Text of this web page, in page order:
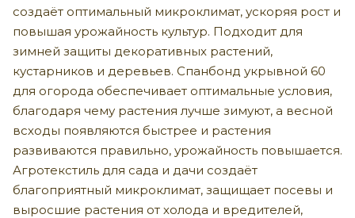
создаёт оптимальный микроклимат, ускоряя рост и
повышая урожайность культур. Подходит для
зимней защиты декоративных растений,
кустарников и деревьев. Спанбонд укрывной 60
для огорода обеспечивает оптимальные условия,
благодаря чему растения лучше зимуют, а весной
всходы появляются быстрее и растения
развиваются правильно, урожайность повышается.
Агротекстиль для сада и дачи создаёт
благоприятный микроклимат, защищает посевы и
выросшие растения от холода и вредителей,